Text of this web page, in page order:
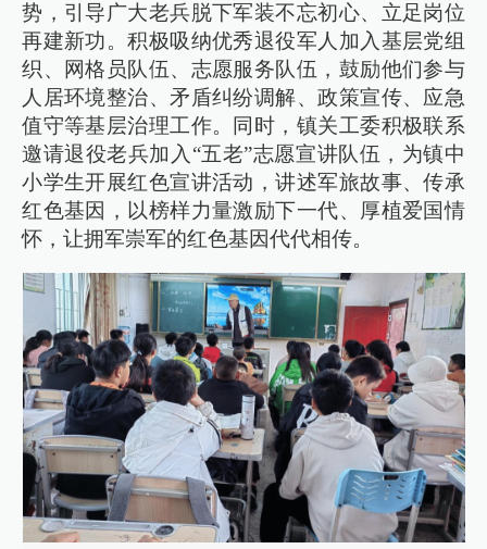
势，引导广大老兵脱下军装不忘初心、立足岗位
再建新功。积极吸纳优秀退役军人加入基层党组
织、网格员队伍、志愿服务队伍，鼓励他们参与
人居环境整治、矛盾纠纷调解、政策宣传、应急
值守等基层治理工作。同时，镇关工委积极联系
邀请退役老兵加入“五老”志愿宣讲队伍，为镇中
小学生开展红色宣讲活动，讲述军旅故事、传承
红色基因，以榜样力量激励下一代、厚植爱国情
怀，让拥军崇军的红色基因代代相传。